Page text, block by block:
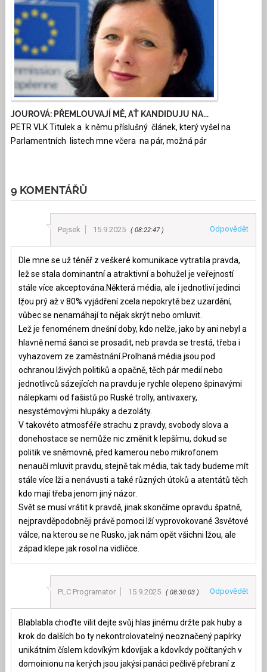
JOUROVÁ: PŘEMLOUVAJÍ MĚ, AŤ KANDIDUJU NA...
PETR VLK Titulek a k němu příslušný článek, který vyšel na
Parlamentních listech mne včera na pár, možná pár
9 KOMENTÁŘŮ
Pejsek 15.9.2025 08:22:47 Odpovědět
Dle mne se už téněř z veškeré komunikace vytratila pravda,
lež se stala dominantní a atraktivní a bohužel je veřejností
stále více akceptována.Některá média, ale i jednotliví jedinci
lẓ̌ou prý až v 80% vyjádření zcela nepokrytě bez uzardění,
vůbec se nenamáhají to nějak skrýt nebo omluvit.
Lež je fenoménem dnešní doby, kdo nelže, jako by ani nebyl a
hlavně nemá šanci se prosadit, neb pravda se trestá, třeba i
vyhazovem ze zaměstnání.Prolhaná média jsou pod
ochranou lživých politiků a opačně, těch pár medií nebo
jednotlivců sázejících na pravdu je rychle olepeno špinavými
nálepkami od fašistů po Ruské trolly, antivaxery,
nesystémovými hlupáky a dezoláty.
V takovéto atmosféře strachu z pravdy, svobody slova a
donehostace se nemůže nic změnit k lepšímu, dokud se
politik ve sněmovně, před kamerou nebo mikrofonem
nenaučí mluvit pravdu, stejně tak média, tak tady budeme mít
stále více lži a nenávusti a také různých útoků a atentátů těch
kdo mají třeba jenom jiný názor.
Svět se musí vrátit k pravdě, jinak skončíme opravdu špatně,
nejpravděpodobněji právě pomoci lží vyprovokované 3světové
válce, na kterou se ne Rusko, jak nám opět všichni lžou, ale
západ klepe jak rosol na vidličce.
PLC Programator 15.9.2025 08:30:03 Odpovědět
Blablabla choďte vilit dejte svůj hlas jinému držte pak huby a
krok do dalších bo ty nekontrolovatelný neoznačený papírky
unikátním číslem kdovíkým kdovíjak a kdovíkdy počítaných v
domoinionu na kerých jsou jakýsi panáci pečlivě přebraní z